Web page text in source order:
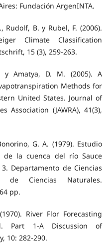
Fundación ArgenINTA.
Rudolf, B. y Rubel, F. (2006).
Climate Classification
15 (3), 259-263.
y Amatya, D. M. (2005). A
Methods for
United States. Journal of
Association (JAWRA), 41(3),
G. A. (1979). Estudio
de la cuenca del río Sauce
Departamento de Ciencias
de Ciencias Naturales.
pp.
River Flor Forecasting
Part 1-A Discussion of
10: 282-290.